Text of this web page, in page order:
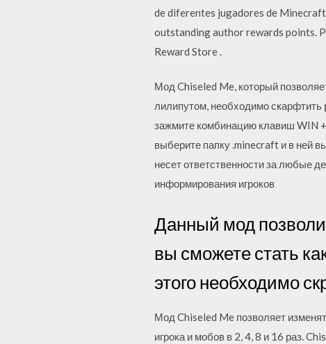
de diferentes jugadores de
outstanding author rewards points.
Reward Store .
Мод Chiseled Me, который
лилипутом, необходимо скарфтить
зажмите комбинацию клавиш WIN
выберите папку .minecraft и в ней
несет ответственности за любые
информирования игроков
Данный мод
вы сможете стать
этого необходимо
Мод Chiseled Me позволяет
игрока и мобов в 2, 4, 8 и 16 раз.